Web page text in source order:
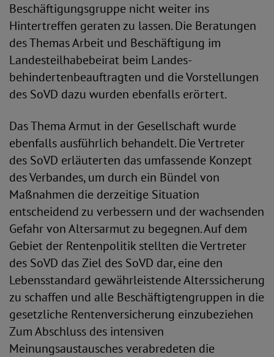
Beschäftigungsgruppe nicht weiter ins
Hintertreffen geraten zu las­sen. Die Beratungen
des Themas Arbeit und Beschäftigung im
Landesteilhabebeirat beim Landes­
behindertenbeauftragten und die Vorstellungen
des SoVD dazu wurden ebenfalls erörtert.
Das Thema Armut in der Gesellschaft wurde
ebenfalls ausführlich behandelt. Die Vertreter
des SoVD erläuterten das umfassende Konzept
des Verbandes, um durch ein Bündel von
Maßnahmen die derzeitige Situation
entscheidend zu verbessern und der wachsenden
Gefahr von Altersarmut zu begegnen. Auf dem
Gebiet der Rentenpolitik stellten die Vertreter
des SoVD das Ziel des SoVD dar, eine den
Lebensstandard gewährleistende Alterssicherung
zu schaffen und alle Beschäftigtengruppen in die
gesetzliche Rentenversicherung einzubeziehen
Zum Abschluss des intensiven
Meinungsaustausches verabredeten die